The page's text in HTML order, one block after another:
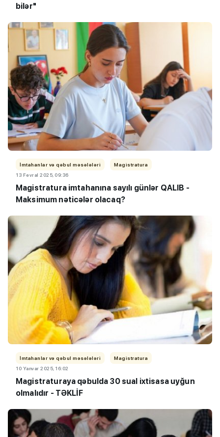
bilər"
İmtahanlar və qəbul məsələləri
Magistratura
13 Fevral 2025, 09:36
Magistratura imtahanına sayılı günlər QALIB -
Maksimum nəticələr olacaq?
İmtahanlar və qəbul məsələləri
Magistratura
10 Yanvar 2025, 16:02
Magistraturaya qəbulda 30 sual ixtisasa uyğun
olmalıdır - TƏKLİF